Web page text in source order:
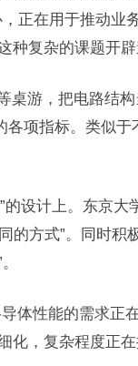
正在用于推动业
复杂的课题开辟
桌游，把电路结
各项指标。类似
设计上。东京大
的方式”。同时积
体性能的需求正
化，复杂程度正